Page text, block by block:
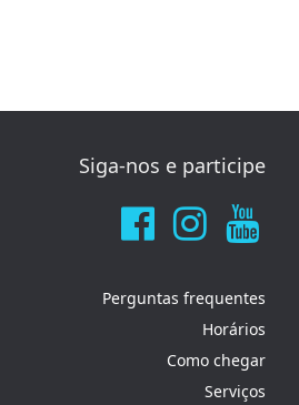
Siga-nos e participe
Perguntas frequentes
Horários
Como chegar
Serviços